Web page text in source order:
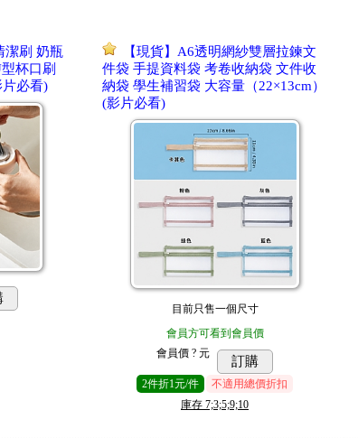
潔刷 奶瓶
杯口刷
必看)
【現貨】A6透明網紗雙層拉鍊文
件袋 手提資料袋 考卷收納袋 文件收
納袋 學生補習袋 大容量（22×13cm）
(影片必看)
目前只售一個尺寸
會員方可看到會員價
會員價 ? 元
訂購
2件折1元/件
不適用總價折扣
庫存 7;3;5;9;10